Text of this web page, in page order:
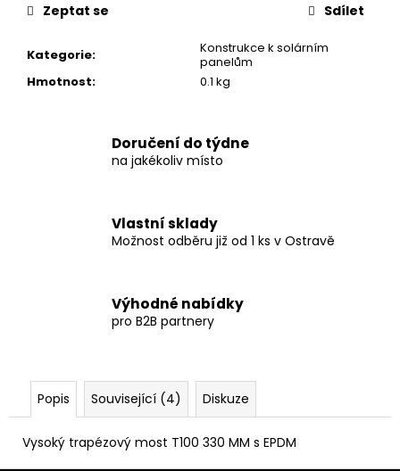
Kategorie:
Konstrukce k solárním
panelům
Hmotnost: 0.1 kg
Zeptat se Sdílet
Doručení do týdne
na jakékoliv místo
Vlastní sklady
Možnost odběru již od 1 ks v Ostravě
Výhodné nabídky
pro B2B partnery
Popis Související (4) Diskuze
Vysoký trapézový most T100 330 MM s EPDM